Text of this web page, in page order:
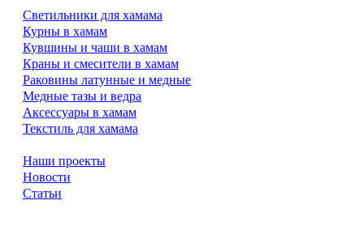
Светильники для хамама
Курны в хамам
Кувшины и чаши в хамам
Краны и смесители в хамам
Раковины латунные и медные
Медные тазы и ведра
Аксессуары в хамам
Текстиль для хамама
Наши проекты
Новости
Статьи